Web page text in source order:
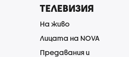
ТЕЛЕВИЗИЯ
На живо
Лицата на NOVA
Предавания и